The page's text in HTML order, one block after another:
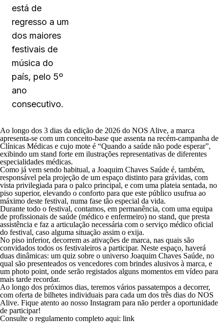
está de
regresso a um
dos maiores
festivais de
música do
país, pelo 5º
ano
consecutivo.
Ao longo dos 3 dias da edição de 2026 do NOS Alive, a marca
apresenta-se com um conceito-base que assenta na recém-campanha de
Clínicas Médicas e cujo mote é “Quando a saúde não pode esperar”,
exibindo um stand forte em ilustrações representativas de diferentes
especialidades médicas.
Como já vem sendo habitual, a Joaquim Chaves Saúde é, também,
responsável pela projeção de um espaço distinto para grávidas, com
vista privilegiada para o palco principal, e com uma plateia sentada, no
piso superior, elevando o conforto para que este público usufrua ao
máximo deste festival, numa fase tão especial da vida.
Durante todo o festival, contamos, em permanência, com uma equipa
de profissionais de saúde (médico e enfermeiro) no stand, que presta
assistência e faz a articulação necessária com o serviço médico oficial
do festival, caso alguma situação assim o exija.
No piso inferior, decorrem as ativações de marca, nas quais são
convidados todos os festivaleiros a participar. Neste espaço, haverá
duas dinâmicas: um quiz sobre o universo Joaquim Chaves Saúde, no
qual são presenteados os vencedores com brindes alusivos à marca, e
um photo point, onde serão registados alguns momentos em vídeo para
mais tarde recordar.
Ao longo dos próximos dias, teremos vários passatempos a decorrer,
com oferta de bilhetes individuais para cada um dos três dias do NOS
Alive. Fique atento ao nosso Instagram para não perder a oportunidade
de participar!
Consulte o regulamento completo aqui: link